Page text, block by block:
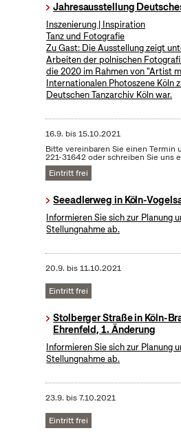
Jahresausstellung
Inszenierung | Inspiration
Tanz und Fotografie
Zu Gast: Die Ausstellung zeigt
Arbeiten der polnischen
die 2020 im Rahmen von "Artist
Internationalen Photoszene Köln
Deutschen Tanzarchiv Köln war.
16.9. bis15.10.2021
Bitte vereinbaren Sie einen Termin
221-31642 oder schreiben Sie uns
Eintritt frei
Seeadlerweg in Köln-
Informieren Sie sich zur Planung
Stellungnahme ab.
20.9. bis11.10.2021
Eintritt frei
Stolberger Straße in Köln-
Ehrenfeld, 1. Änderung
Informieren Sie sich zur Planung
Stellungnahme ab.
23.9. bis7.10.2021
Eintritt frei